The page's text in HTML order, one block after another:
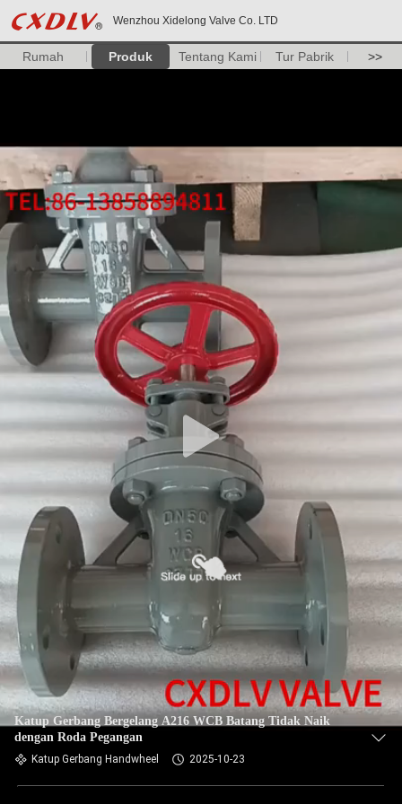
Wenzhou Xidelong Valve Co. LTD
Rumah Produk Tentang Kami Tur Pabrik >>
Katup Gerbang Bergelang A216 WCB Batang Tidak Naik
dengan Roda Pegangan
Katup Gerbang Handwheel 2025-10-23